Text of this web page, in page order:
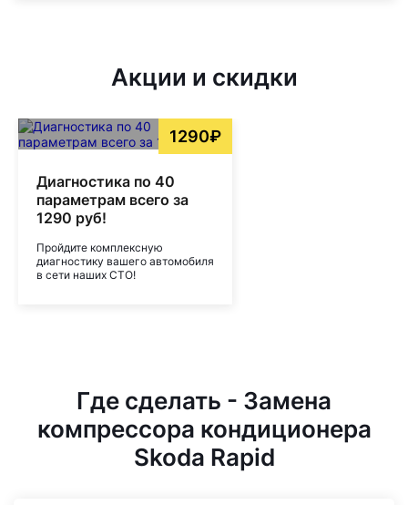
Акции и скидки
1290₽
Диагностика по 40
параметрам всего за
1290 руб!
Пройдите комплексную
диагностику вашего автомобиля
в сети наших СТО!
Где сделать - Замена
компрессора кондиционера
Skoda Rapid